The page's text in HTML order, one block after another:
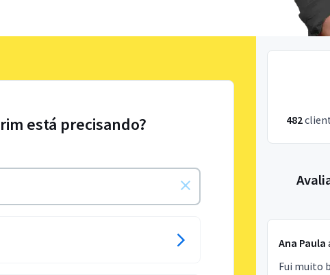
está precisando? 482
Ana Paula
Fui muito